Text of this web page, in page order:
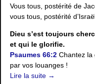
Vous tous, postérité de
vous tous, postérité
Dieu s’est toujours
et qui le glorifie.
Psaumes 66:2 Chantez la
par vos louanges !
Lire la suite →